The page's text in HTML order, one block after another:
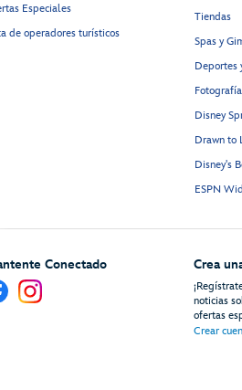
Especiales
de operadores turísticos
Tiendas
Spas y
Deportes
Fotografía
Disney
Drawn to
Disney's
ESPN
Conectado Crea
noticias
ofertas
Crear